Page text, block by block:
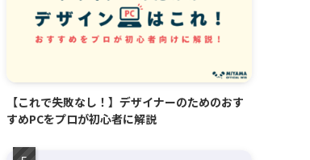
【これで失敗なし！】デザイナーのためのおす
すめPCをプロが初心者に解説